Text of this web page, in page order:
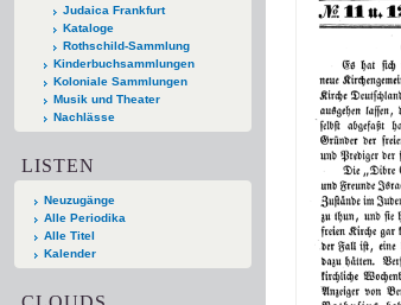
Judaica Frankfurt
Kataloge
Rothschild-Sammlung
Kinderbuchsammlungen
Koloniale Sammlungen
Musik und Theater
Nachlässe
LISTEN
Neuzugänge
Alle Periodika
Alle Titel
Kalender